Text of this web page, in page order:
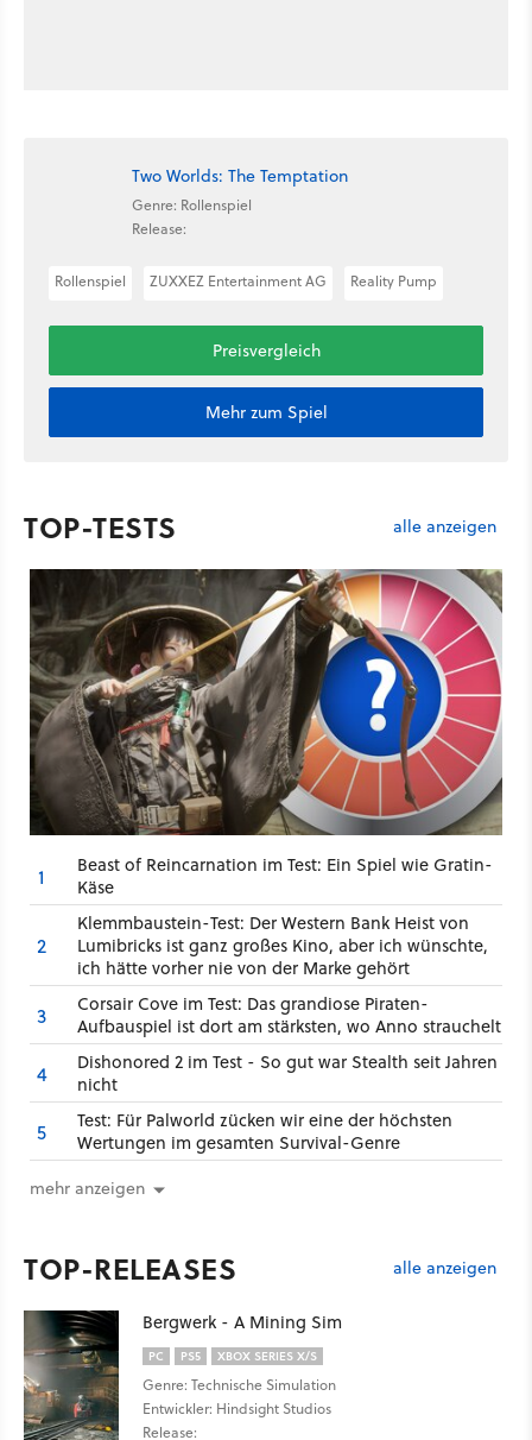
Two Worlds: The Temptation
Genre: Rollenspiel
Release:
Rollenspiel ZUXXEZ Entertainment AG Reality Pump
Preisvergleich
Mehr zum Spiel
TOP-TESTS alle anzeigen
1
Beast of Reincarnation im Test: Ein Spiel wie Gratin-
Käse
2
Klemmbaustein-Test: Der Western Bank Heist von
Lumibricks ist ganz großes Kino, aber ich wünschte,
ich hätte vorher nie von der Marke gehört
3
Corsair Cove im Test: Das grandiose Piraten-
Aufbauspiel ist dort am stärksten, wo Anno strauchelt
4
Dishonored 2 im Test - So gut war Stealth seit Jahren
nicht
5
Test: Für Palworld zücken wir eine der höchsten
Wertungen im gesamten Survival-Genre
mehr anzeigen
TOP-RELEASES alle anzeigen
Bergwerk - A Mining Sim
PC PS5 XBOX SERIES X/S
Genre: Technische Simulation
Entwickler: Hindsight Studios
Release: